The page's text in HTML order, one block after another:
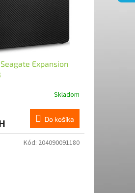
Expansion
Skladom
Do košíka
Kód: 204090091180